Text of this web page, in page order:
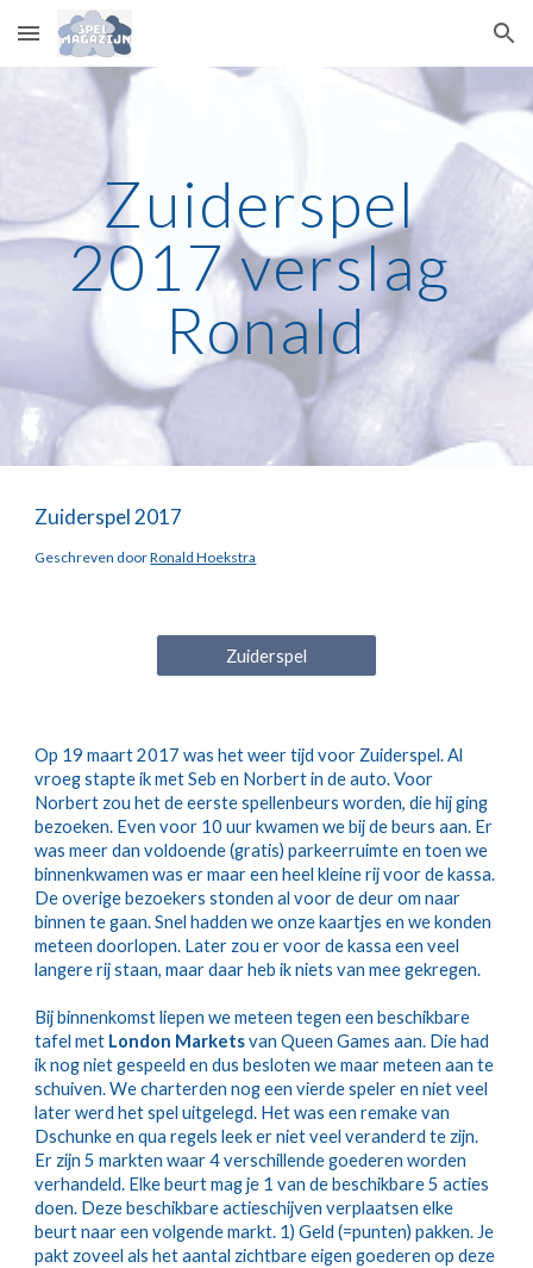
Skip to main content Skip to navigation
Zuiderspel
2017 verslag
Ronald
Zuiderspel 2017
Geschreven door Ronald Hoekstra
Zuiderspel
Op 19 maart 2017 was het weer tijd voor Zuiderspel. Al
vroeg stapte ik met Seb en Norbert in de auto. Voor
Norbert zou het de eerste spellenbeurs worden, die hij ging
bezoeken. Even voor 10 uur kwamen we bij de beurs aan. Er
was meer dan voldoende (gratis) parkeerruimte en toen we
binnenkwamen was er maar een heel kleine rij voor de kassa.
De overige bezoekers stonden al voor de deur om naar
binnen te gaan. Snel hadden we onze kaartjes en we konden
meteen doorlopen. Later zou er voor de kassa een veel
langere rij staan, maar daar heb ik niets van mee gekregen.
Bij binnenkomst liepen we meteen tegen een beschikbare
tafel met London Markets van Queen Games aan. Die had
ik nog niet gespeeld en dus besloten we maar meteen aan te
schuiven. We charterden nog een vierde speler en niet veel
later werd het spel uitgelegd. Het was een remake van
Dschunke en qua regels leek er niet veel veranderd te zijn.
Er zijn 5 markten waar 4 verschillende goederen worden
verhandeld. Elke beurt mag je 1 van de beschikbare 5 acties
doen. Deze beschikbare actieschijven verplaatsen elke
beurt naar een volgende markt. 1) Geld (=punten) pakken. Je
pakt zoveel als het aantal zichtbare eigen goederen op deze